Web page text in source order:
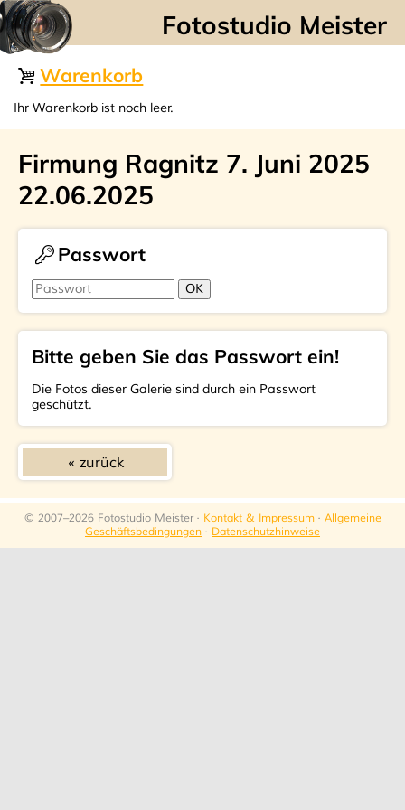
☰
Warenkorb
Ihr Warenkorb ist noch leer.
Firmung Ragnitz 7. Juni 2025
22.06.2025
Passwort
Bitte geben Sie das Passwort ein!
Die Fotos dieser Galerie sind durch ein Passwort
geschützt.
zurück
© 2007–2026 Fotostudio Meister · Kontakt & Impressum· Allgemeine
Geschäftsbedingungen · Datenschutzhinweise